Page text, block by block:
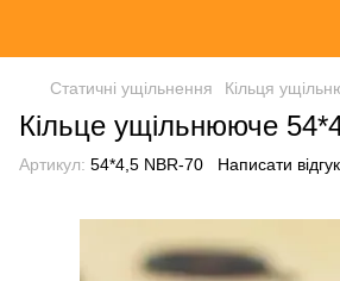
Статичні ущільнення Кільця
Кільце ущільнююче
Артикул: 54*4,5 NBR-70 Написати відгук